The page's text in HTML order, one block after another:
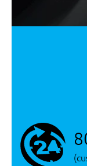
Serviço/Garantias
Sem Limite De Km